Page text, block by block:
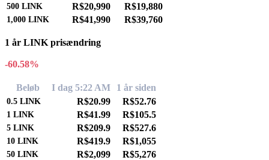
500 LINK R$20,990 R$19,880
1,000 LINK R$41,990 R$39,760
1 år LINK prisændring
-60.58%
Beløb I dag 5:22 AM 1 år siden
0.5 LINK R$20.99 R$52.76
1 LINK R$41.99 R$105.5
5 LINK R$209.9 R$527.6
10 LINK R$419.9 R$1,055
50 LINK R$2,099 R$5,276